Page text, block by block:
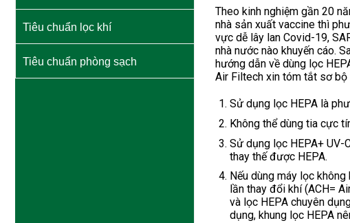
Tiêu chuẩn lọc khí
Tiêu chuẩn phòng sạch
Theo kinh nghiệm gần 20
nhà sản xuất vaccine thì
vực dễ lây lan Covid-19,
nhà nước nào khuyến cáo.
hướng dẫn về dùng lọc
Air Filtech xin tóm tắt sơ bộ
Sử dụng lọc HEPA là
Không thể dùng tia cực
Sử dụng lọc HEPA+ UV-
thay thế được HEPA.
Nếu dùng máy lọc
lần thay đổi khí (ACH=
và lọc HEPA chuyên
dụng, khung lọc HEPA